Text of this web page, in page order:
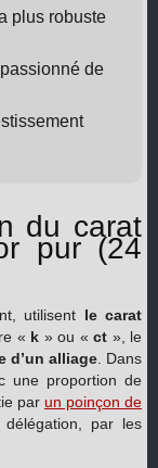
plus robuste
de
du carat
pur (24
utilisent le carat
« k » ou «ct », le
d’un alliage . Dans
une proportion de
par un poinçon de
par les